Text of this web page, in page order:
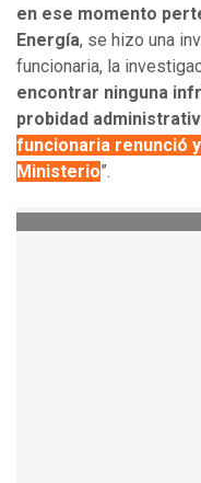
en ese momento
Energía, se hizo una
funcionaria, la
encontrar ninguna
probidad
funcionaria renunció
Ministerio”.